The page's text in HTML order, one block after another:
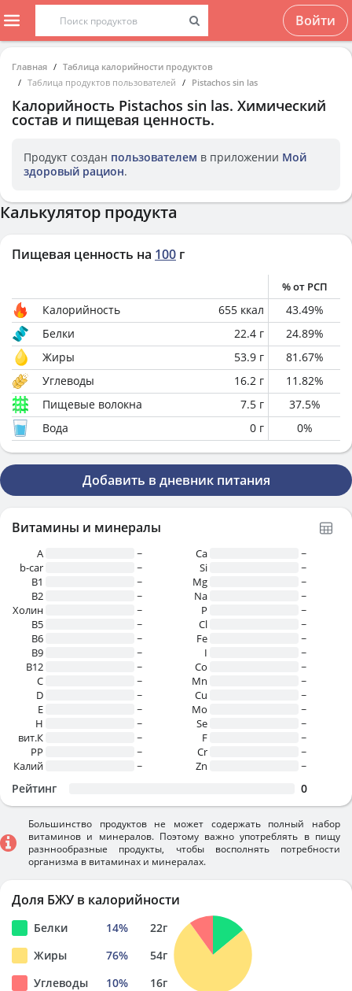
Войти
Главная
Таблица калорийности продуктов
Таблица продуктов пользователей
Pistachos sin las
Калорийность Pistachos sin las. Химический
состав и пищевая ценность.
Продукт создан пользователем в приложении Мой
здоровый рацион.
Калькулятор продукта
Пищевая ценность на 100 г
% от РСП
Калорийность 655 ккал 43.49%
Белки
22.4 г 24.89%
Жиры
53.9 г 81.67%
Углеводы
16.2 г 11.82%
Пищевые волокна
7.5 г 37.5%
Вода
0 г 0%
Добавить в дневник питания
Витамины и минералы
A
~
b-car
~
В1
~
B2
~
Холин
~
B5
~
B6
~
B9
~
B12
~
C
~
D
~
E
~
H
~
вит.К
~
PP
~
Калий
~
Ca
~
Si
~
Mg
~
Na
~
P
~
Cl
~
Fe
~
I
~
Co
~
Mn
~
Cu
~
Mo
~
Se
~
F
~
Cr
~
Zn
~
Рейтинг 0
Большинство продуктов не может содержать полный набор
витаминов и минералов. Поэтому важно употреблять в пищу
разннообразные продукты, чтобы восполнять потребности
организма в витаминах и минералах.
Доля БЖУ в калорийности
Белки 14% 22г
Жиры
76% 54г
Углеводы
10% 16г